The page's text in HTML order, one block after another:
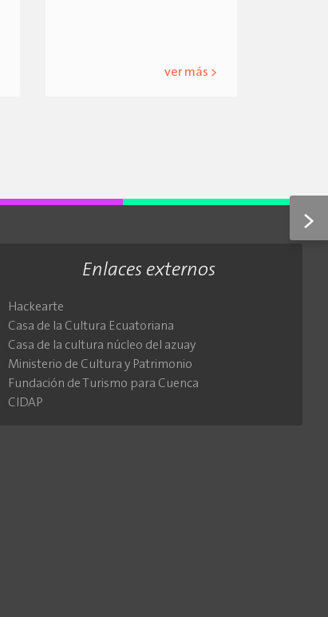
>
ver más >
Enlaces externos
Hackearte
Casa de la Cultura Ecuatoriana
Casa de la cultura núcleo del azuay
Ministerio de Cultura y Patrimonio
Fundación de Turismo para Cuenca
CIDAP